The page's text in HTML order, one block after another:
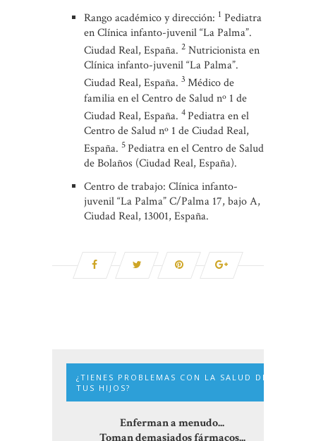
Rango académico y dirección: 1 Pediatra
en Clínica infanto-juvenil “La Palma”.
Ciudad Real, España. 2 Nutricionista en
Clínica infanto-juvenil “La Palma”.
Ciudad Real, España. 3 Médico de
familia en el Centro de Salud nº 1 de
Ciudad Real, España. 4Pediatra en el
Centro de Salud nº 1 de Ciudad Real,
España. 5Pediatra en el Centro de Salud
de Bolaños (Ciudad Real, España).
Centro de trabajo: Clínica infanto-
juvenil “La Palma” C/Palma 17, bajo A,
Ciudad Real, 13001, España.
¿TIENES PROBLEMAS CON LA SALUD DE
TUS HIJOS?
Enferman a menudo...